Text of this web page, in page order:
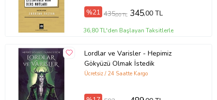
%21 435,00 TL 345,00 TL
36,80 TL'den Başlayan Taksitlerle
Lordlar ve Varisler - Hepimiz
Gökyüzü Olmak İstedik
Ücretsiz / 24 Saatte Kargo